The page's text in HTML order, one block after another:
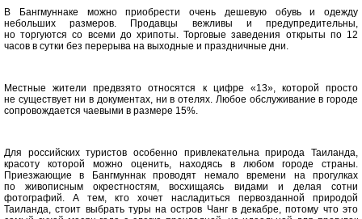
В Бангмуннаке можно приобрести очень дешевую обувь и одежду
небольших размеров. Продавцы вежливы и предупредительны,
но торгуются со всеми до хрипоты. Торговые заведения открыты по 12
часов в сутки без перерыва на выходные и праздничные дни.
Местные жители предвзято относятся к цифре «13», которой просто
не существует ни в документах, ни в отелях. Любое обслуживание в городе
сопровождается чаевыми в размере 15%.
Для российских туристов особенно привлекательна природа Таиланда,
красоту которой можно оценить, находясь в любом городе страны.
Приезжающие в Бангмуннак проводят немало времени на прогулках
по живописным окрестностям, восхищаясь видами и делая сотни
фотографий. А тем, кто хочет насладиться первозданной природой
Таиланда, стоит выбрать туры на остров Чанг в декабре, потому что это